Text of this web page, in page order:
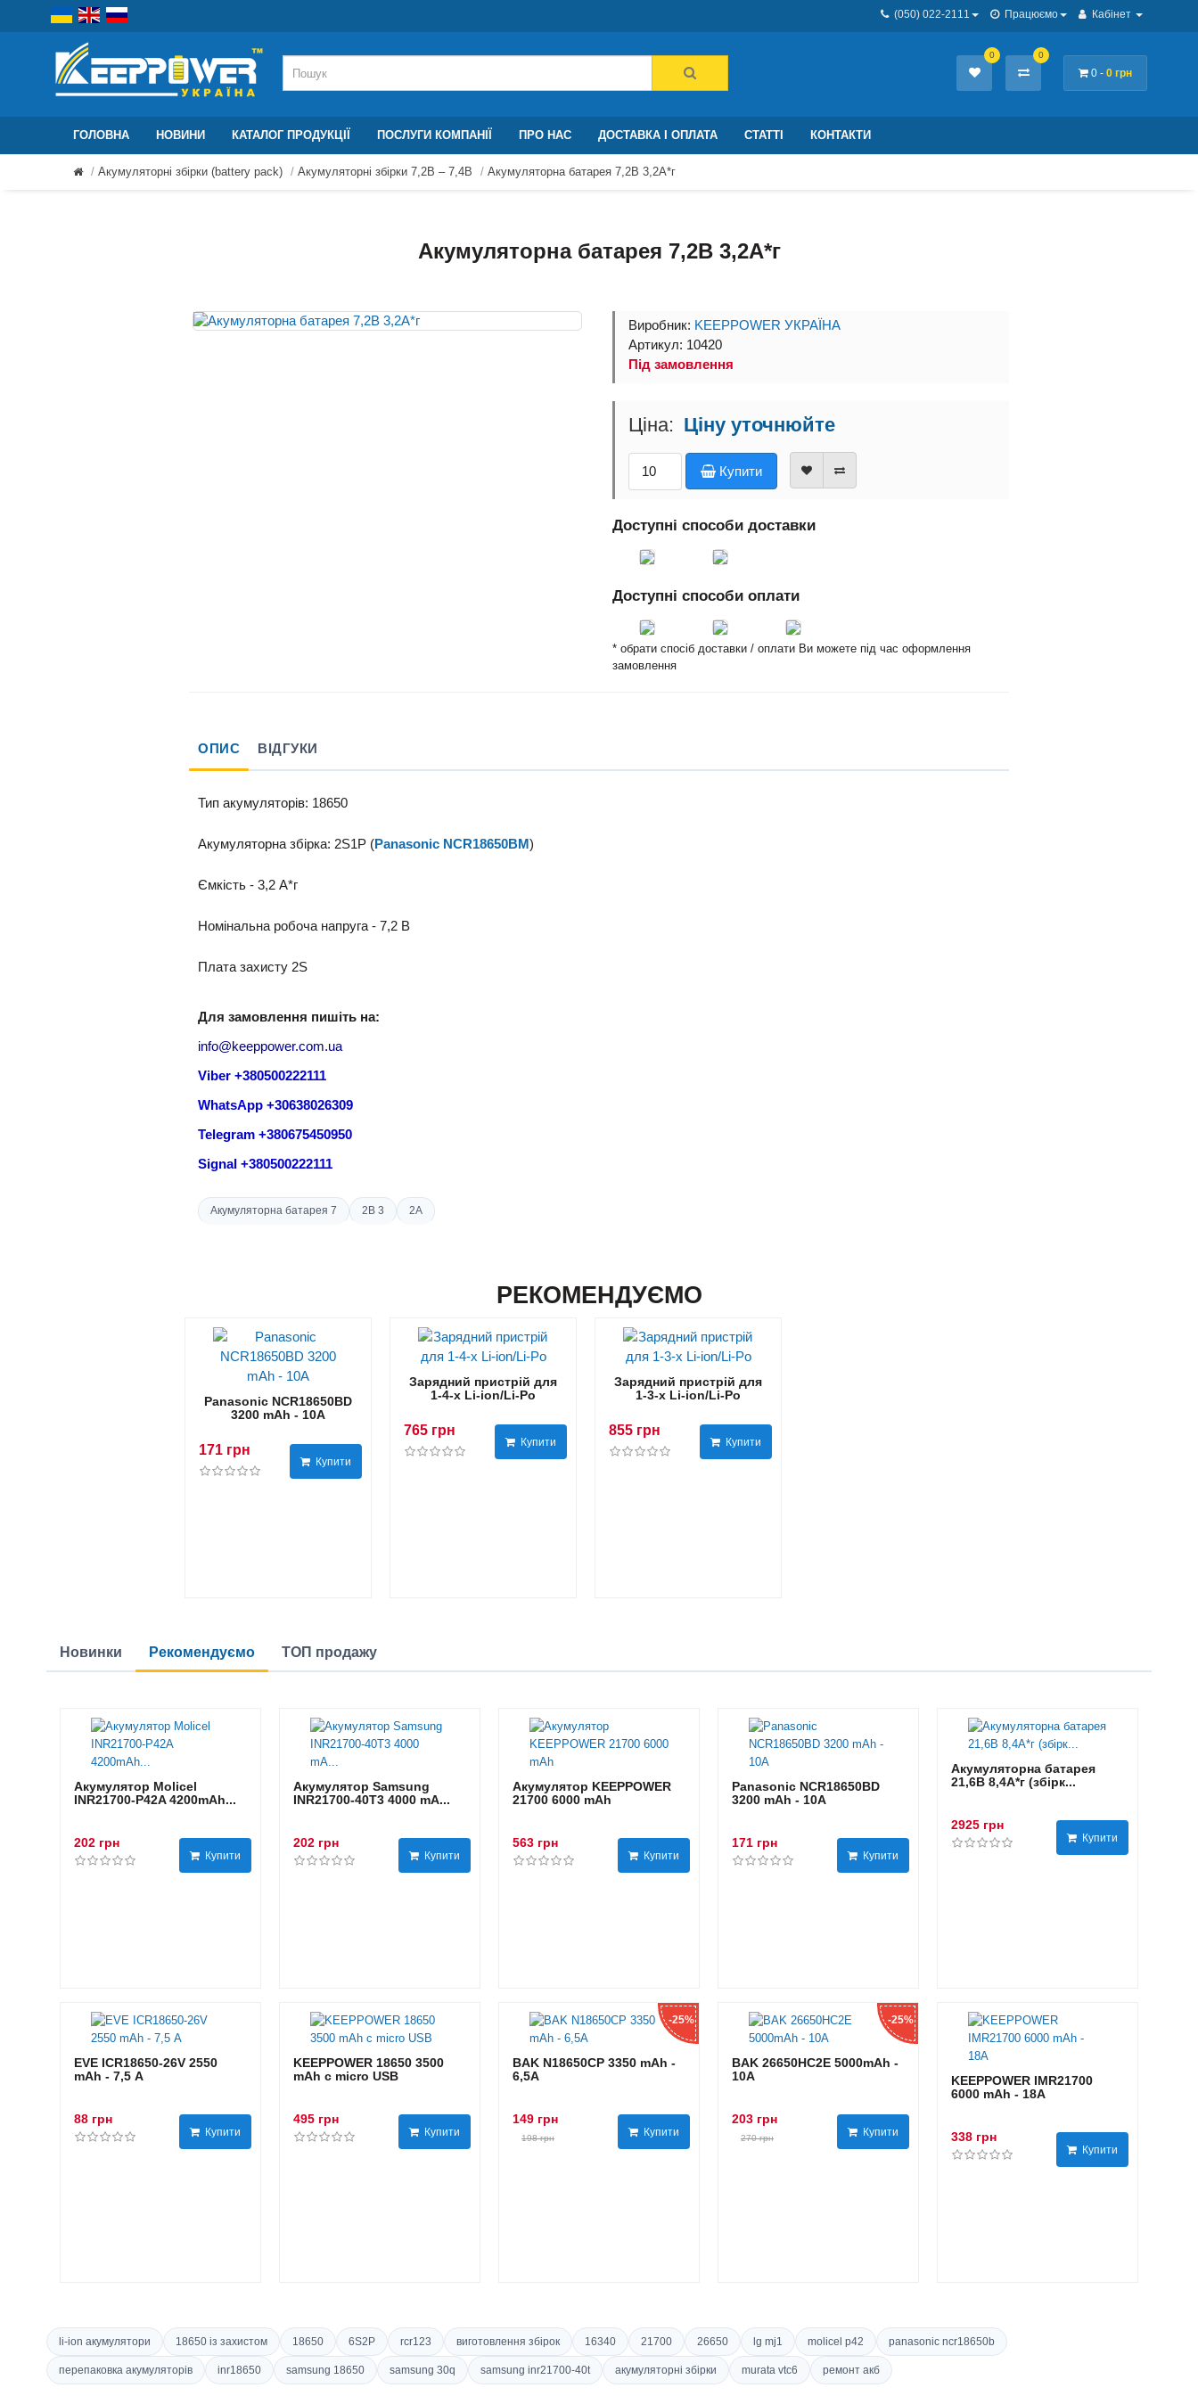
(050) 022-2111 Працюємо Кабінет
0 - 0 грн
0 0
ГОЛОВНА НОВИНИ КАТАЛОГ ПРОДУКЦІЇ ПОСЛУГИ КОМПАНІЇ ПРО НАС ДОСТАВКА І ОПЛАТА СТАТТІ КОНТАКТИ
Акумуляторні збірки (battery pack) Акумуляторні збірки 7,2В – 7,4В Акумуляторна батарея 7,2В 3,2A*г
Акумуляторна батарея 7,2В 3,2A*г
Виробник: KEEPPOWER УКРАЇНА
Артикул: 10420
Під замовлення
Ціну уточнюйте
Купити
Доступні способи доставки
Доступні способи оплати
* обрати спосіб доставки / оплати Ви можете під час оформлення
замовлення
ОПИС ВІДГУКИ
Тип акумуляторів: 18650
Акумуляторна збірка: 2S1P (Panasonic NCR18650BM)
Ємкість - 3,2 A*г
Номінальна робоча напруга - 7,2 B
Плата захисту 2S
Для замовлення пишіть на:
info@keeppower.com.ua
Viber +380500222111
WhatsApp +30638026309
Telegram +380675450950
Signal +380500222111
Акумуляторна батарея 7 2В 3 2A
РЕКОМЕНДУЄМО
Panasonic NCR18650BD
3200 mAh - 10А
171 грн
Купити
Зарядний пристрій для
1-4-х Li-ion/Li-Po
765 грн
Купити
Зарядний пристрій для
1-3-х Li-ion/Li-Po
855 грн
Купити
Новинки Рекомендуємо ТОП продажу
Акумулятор Molicel
INR21700-P42A 4200mAh...
202 грн
Купити
Акумулятор Samsung
INR21700-40T3 4000 mA...
202 грн
Купити
Акумулятор KEEPPOWER
21700 6000 mAh
563 грн
Купити
Panasonic NCR18650BD
3200 mAh - 10А
171 грн
Купити
Акумуляторна батарея
21,6В 8,4A*г (збірк...
2925 грн
Купити
EVE ICR18650-26V 2550
mAh - 7,5 А
88 грн
Купити
KEEPPOWER 18650 3500
mAh с micro USB
495 грн
Купити
-25%
BAK N18650CP 3350 mAh -
6,5А
149 грн
198 грн Купити
-25%
BAK 26650HC2E 5000mAh -
10А
203 грн
270 грн Купити
KEEPPOWER IMR21700
6000 mAh - 18А
338 грн
Купити
li-ion акумулятори 18650 із захистом 18650 6S2P rcr123 виготовлення збірок 16340 21700 26650 lg mj1 molicel p42 panasonic ncr18650b
перепаковка акумуляторів inr18650 samsung 18650 samsung 30q samsung inr21700-40t акумуляторні збірки murata vtc6 ремонт акб